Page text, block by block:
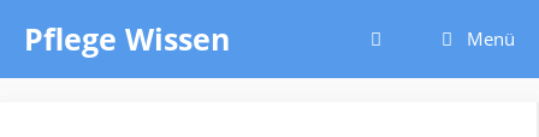
Inhalt
springen
Pflege Wissen Menü